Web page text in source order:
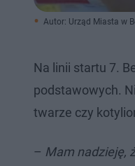
Autor: Urząd Miasta w
Na linii startu 7.
podstawowych.
twarze czy
– Mam nadzieję,